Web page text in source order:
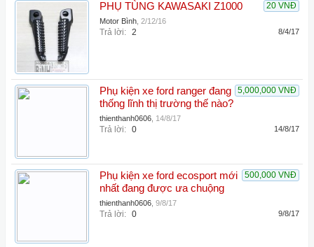
20 VNĐ
PHỤ TÙNG KAWASAKI Z1000
Motor Bình 2/12/16
Trả lời: 2 8/4/17
5,000,000 VNĐ
Phụ kiện xe ford ranger đang
thống lĩnh thị trường thế nào?
thienthanh0606 14/8/17
Trả lời: 0 14/8/17
500,000 VNĐ
Phụ kiện xe ford ecosport mới
nhất đang được ưa chuộng
thienthanh0606 9/8/17
Trả lời: 0 9/8/17